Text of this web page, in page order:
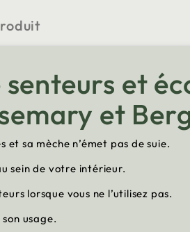
et
et
sa mèche n’émet pas de suie.
sein de votre intérieur.
lorsque vous ne l’utilisez pas.
usage.